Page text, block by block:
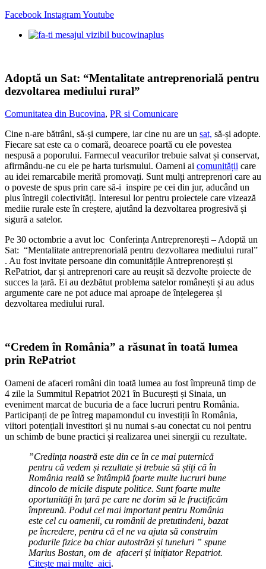
Facebook InstagramYoutube
Adoptă un Sat: “Mentalitate antreprenorială pentru
dezvoltarea mediului rural”
Comunitatea din Bucovina, PR si Comunicare
Cine n-are bătrâni, să-și cumpere, iar cine nu are un sat, să-și adopte.
Fiecare sat este ca o comară, deoarece poartă cu ele povestea
nespusă a poporului. Farmecul veacurilor trebuie salvat și conservat,
afirmându-ne cu ele pe harta turismului. Oameni ai comunității care
au idei remarcabile merită promovați. Sunt mulți antreprenori care au
o poveste de spus prin care să-i inspire pe cei din jur, aducând un
plus întregii colectivități. Interesul lor pentru proiectele care vizează
mediie rurale este în creștere, ajutând la dezvoltarea progresivă și
sigură a satelor.
Pe 30 octombrie a avut loc Conferința Antreprenorești – Adoptă un
Sat: “Mentalitate antreprenorială pentru dezvoltarea mediului rural”
. Au fost invitate persoane din comunitățile Antreprenorești și
RePatriot, dar și antreprenori care au reușit să dezvolte proiecte de
succes la țară. Ei au dezbătut problema satelor românești și au adus
argumente care ne pot aduce mai aproape de înțelegerea și
dezvoltarea mediului rural.
“Credem în România” a răsunat în toată lumea
prin RePatriot
Oameni de afaceri români din toată lumea au fost împreună timp de
4 zile la Summitul Repatriot 2021 în București și Sinaia, un
eveniment marcat de bucuria de a face lucruri pentru România.
Participanți de pe întreg mapamondul cu investiții în România,
viitori potențiali investitori și nu numai s-au conectat cu noi pentru
un schimb de bune practici și realizarea unei sinergii cu rezultate.
”Credința noastră este din ce în ce mai puternică
pentru că vedem și rezultate și trebuie să știți că în
România reală se întâmplă foarte multe lucruri bune
dincolo de micile dispute politice. Sunt foarte multe
oportunități în țară pe care ne dorim să le fructificăm
împreună. Podul cel mai important pentru România
este cel cu oamenii, cu românii de pretutindeni, bazat
pe încredere, pentru că el ne va ajuta să construim
podurile fizice ba chiar autostrăzi și tuneluri ” spune
Marius Bostan, om de afaceri și inițiator Repatriot.
Citește mai multe aici.